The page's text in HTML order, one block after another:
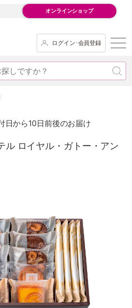
オンラインショップ
ログイン･会員登録
日から10日前後のお届け
ル ロイヤル・ガトー・アン